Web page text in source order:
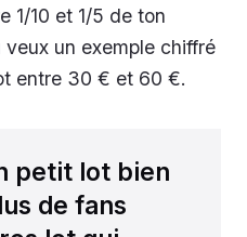
1/10 et 1/5 de ton
un exemple chiffré
entre 30 € et 60 €.
petit lot bien
de fans